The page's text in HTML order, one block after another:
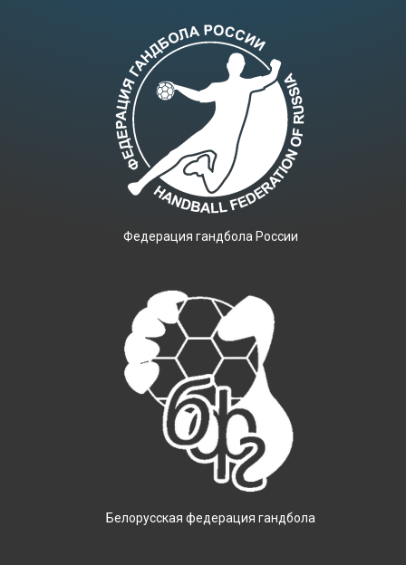
Фeдерация гандбола России
Белорусская федерация гандбола